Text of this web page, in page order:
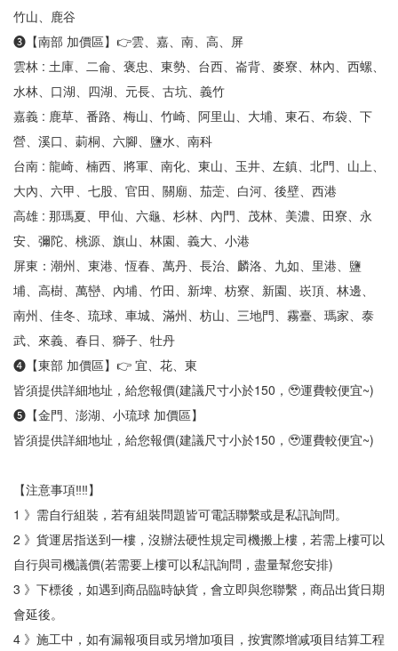
竹山、鹿谷
❸【南部 加價區】👉雲、嘉、南、高、屏
雲林 : 土庫、二侖、褒忠、東勢、台西、崙背、麥寮、林內、西螺、
水林、口湖、四湖、元長、古坑、義竹
嘉義 : 鹿草、番路、梅山、竹崎、阿里山、大埔、東石、布袋、下
營、溪口、莿桐、六腳、鹽水、南科
台南 : 龍崎、楠西、將軍、南化、東山、玉井、左鎮、北門、山上、
大內、六甲、七股、官田、關廟、茄萣、白河、後壁、西港
高雄 : 那瑪夏、甲仙、六龜、杉林、內門、茂林、美濃、田寮、永
安、彌陀、桃源、旗山、林園、義大、小港
屏東：潮州、東港、恆春、萬丹、長治、麟洛、九如、里港、鹽
埔、高樹、萬巒、內埔、竹田、新埤、枋寮、新園、崁頂、林邊、
南州、佳冬、琉球、車城、滿州、枋山、三地門、霧臺、瑪家、泰
武、來義、春日、獅子、牡丹
❹【東部 加價區】👉 宜、花、東
皆須提供詳細地址，給您報價(建議尺寸小於150，🥹運費較便宜~)
❺【金門、澎湖、小琉球 加價區】
皆須提供詳細地址，給您報價(建議尺寸小於150，🥹運費較便宜~)
【注意事項‼‼】
1 》需自行組裝，若有組裝問題皆可電話聯繫或是私訊詢問。
2 》貨運居指送到一樓，沒辦法硬性規定司機搬上樓，若需上樓可以
自行與司機議價(若需要上樓可以私訊詢問，盡量幫您安排)
3 》下標後，如遇到商品臨時缺貨，會立即與您聯繫，商品出貨日期
會延後。
4 》施工中，如有漏報项目或另增加项目，按實際增减项目结算工程